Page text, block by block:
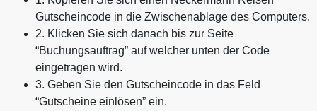
Gutscheincode in die Zwischenablage des Computers.
2. Klicken Sie sich danach bis zur Seite
“Buchungsauftrag” auf welcher unten der Code
eingetragen wird.
3. Geben Sie den Gutscheincode in das Feld
“Gutscheine einlösen” ein.